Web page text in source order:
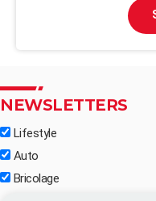
NEWSLETTERS
Lifestyle
Auto
Bricolage